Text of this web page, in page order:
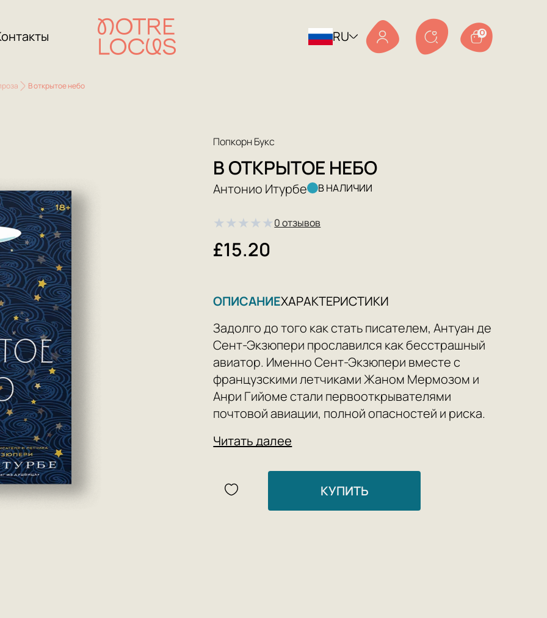
RU 0
В открытое небо
Попкорн Букс
В ОТКРЫТОЕ НЕБО
Антонио Итурбе В НАЛИЧИИ
★★★★★0 отзывов
£15.20
ОПИСАНИЕХАРАКТЕРИСТИКИ
Задолго до того как стать писателем, Антуан де
Сент-Экзюпери прославился как бесстрашный
авиатор. Именно Сент-Экзюпери вместе с
французскими летчиками Жаном Мермозом и
Анри Гийоме стали первооткрывателями
почтовой авиации, полной опасностей и риска.
письмо достигло своего адресата. И пока они
приходилось бороться с миром, раздираемым
войнами.
Читать далее
КУПИТЬ